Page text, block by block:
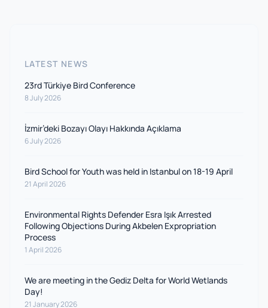
LATEST NEWS
23rd Türkiye Bird Conference
8 July 2026
İzmir’deki Bozayı Olayı Hakkında Açıklama
6 July 2026
Bird School for Youth was held in Istanbul on 18-19 April
21 April 2026
Environmental Rights Defender Esra Işık Arrested
Following Objections During Akbelen Expropriation
Process
1 April 2026
We are meeting in the Gediz Delta for World Wetlands
Day!
21 January 2026